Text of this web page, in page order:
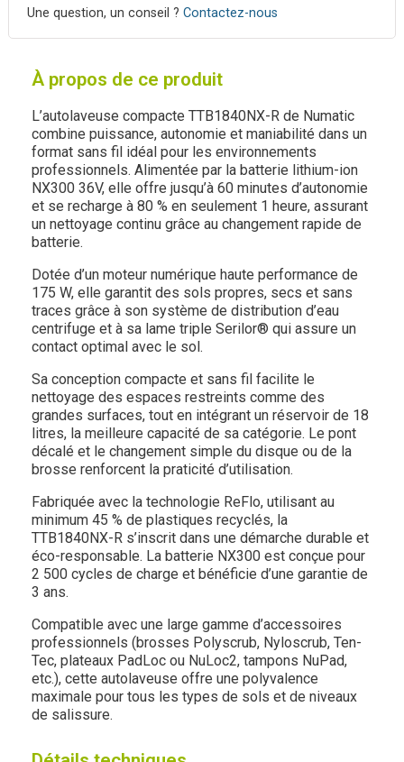
Une question, un conseil ? Contactez-nous
À propos de ce produit
L’autolaveuse compacte TTB1840NX-R de Numatic
combine puissance, autonomie et maniabilité dans un
format sans fil idéal pour les environnements
professionnels. Alimentée par la batterie lithium-ion
NX300 36V, elle offre jusqu’à 60 minutes d’autonomie
et se recharge à 80 % en seulement 1 heure, assurant
un nettoyage continu grâce au changement rapide de
batterie.
Dotée d’un moteur numérique haute performance de
175 W, elle garantit des sols propres, secs et sans
traces grâce à son système de distribution d’eau
centrifuge et à sa lame triple Serilor® qui assure un
contact optimal avec le sol.
Sa conception compacte et sans fil facilite le
nettoyage des espaces restreints comme des
grandes surfaces, tout en intégrant un réservoir de 18
litres, la meilleure capacité de sa catégorie. Le pont
décalé et le changement simple du disque ou de la
brosse renforcent la praticité d’utilisation.
Fabriquée avec la technologie ReFlo, utilisant au
minimum 45 % de plastiques recyclés, la
TTB1840NX-R s’inscrit dans une démarche durable et
éco-responsable. La batterie NX300 est conçue pour
2 500 cycles de charge et bénéficie d’une garantie de
3 ans.
Compatible avec une large gamme d’accessoires
professionnels (brosses Polyscrub, Nyloscrub, Ten-
Tec, plateaux PadLoc ou NuLoc2, tampons NuPad,
etc.), cette autolaveuse offre une polyvalence
maximale pour tous les types de sols et de niveaux
de salissure.